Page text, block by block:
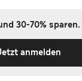
30-70% sparen.
anmelden